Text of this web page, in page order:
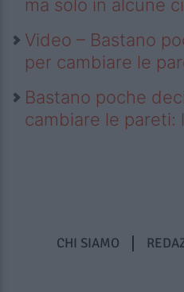
ma solo in alcune
Video – Bastano
per cambiare le
Bastano poche
cambiare le pareti:
CHI SIAMO